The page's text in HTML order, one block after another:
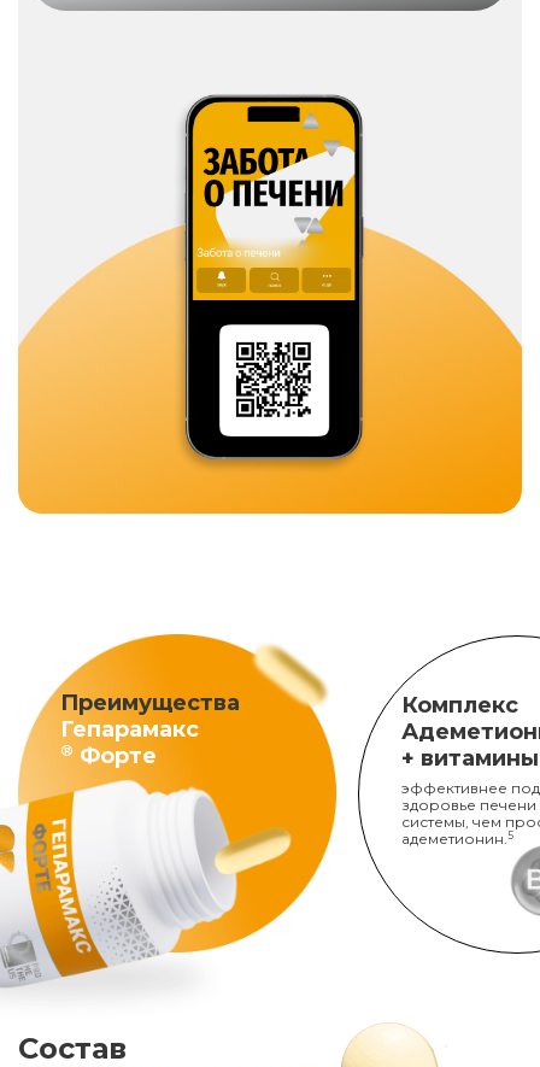
Преимущества
Гепарамакс
® Форте
Комплекс
+
эффективнее
здоровье печени
системы, чем
адеметионин. 5
Состав